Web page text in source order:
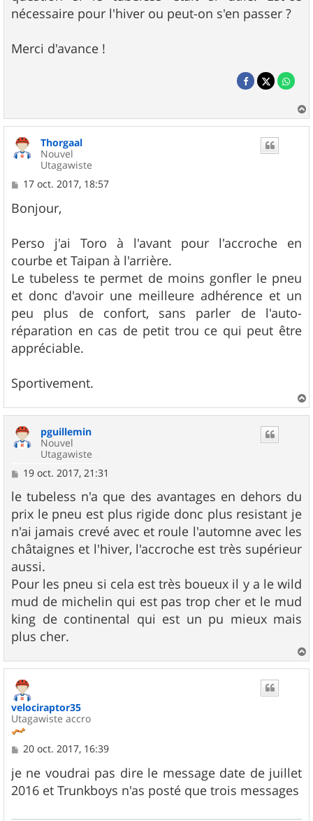
nécessaire pour l'hiver ou peut-on s'en passer ?
Merci d'avance !
a
Thorgaal
Nouvel
Utagawiste
M
s
s
g
e
17 oct. 2017, 18:57
Bonjour,
Perso j'ai Toro à l'avant pour l'accroche en
courbe et Taipan à l'arrière.
Le tubeless te permet de moins gonfler le pneu
et donc d'avoir une meilleure adhérence et un
peu plus de confort, sans parler de l'auto-
réparation en cas de petit trou ce qui peut être
appréciable.
Sportivement.
a
pguillemin
Nouvel
Utagawiste
M
s
s
a
g
e
19 oct. 2017, 21:31
le tubeless n'a que des avantages en dehors du
prix le pneu est plus rigide donc plus resistant je
n'ai jamais crevé avec et roule l'automne avec les
châtaignes et l'hiver, l'accroche est très supérieur
aussi.
Pour les pneu si cela est très boueux il y a le wild
mud de michelin qui est pas trop cher et le mud
king de continental qui est un pu mieux mais
plus cher.
a
velociraptor35
Utagawiste accro
M
s
s
a
20 oct. 2017, 16:39
je ne voudrai pas dire le message date de juillet
2016 et Trunkboys n'as posté que trois messages